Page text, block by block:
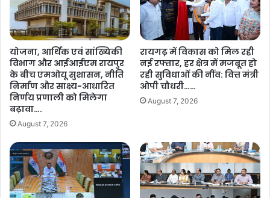
त्री
श्री
वि
ष्णु
दे
व
सा
य
ने
फ
ल
अ
भ्य
र्थि
प
री
क्षा
रि
णा
मों
का
प्र
का
न
:
बा
लि
का
योजना, आर्थिक एवं सांख्यिकी
विभाग और आईआईएम रायपुर
के बीच एमओयू सुशासन, नीति
निर्माण और साक्ष्य-आधारित
निर्णय प्रणाली को मिलेगा
बढ़ावा….
August 7, 2026
रायगढ़ में विकास को मिल रही
नई रफ्तार, हर क्षेत्र में मजबूत हो
रही सुविधाओं की नींव: वित्त मंत्री
ओपी चौधरी……
August 7, 2026